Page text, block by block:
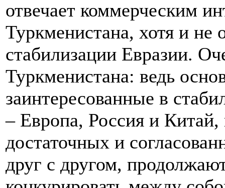
отвечает коммерческим
Туркменистана, хотя и не
стабилизации Евразии.
Туркменистана: ведь
заинтересованные в
– Европа, Россия и
достаточных и
друг с другом,